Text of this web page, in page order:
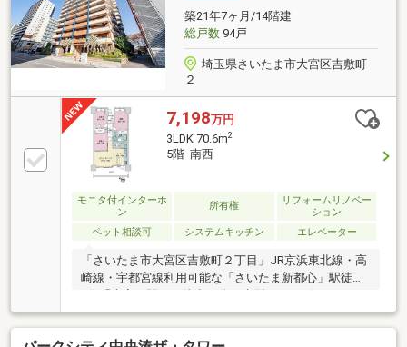
築21年7ヶ月/14階建
総戸数94戸
埼玉県さいたま市大宮区吉敷町
２
7,198万円
3LDK 70.6m2
5階 南西
モニタ付インターホ
ン
所有権
リフォームリノベー
ション
ペット相談可
システムキッチン エレベーター
「さいたま市大宮区吉敷町２丁目」JR京浜東北線・高
崎線・宇都宮線利用可能な「さいたま新都心」駅徒歩
ル「コクーンシティ」へ徒歩7分（約550ｍ）～～～～
～～リノベーション内容～～～～～～ （２０